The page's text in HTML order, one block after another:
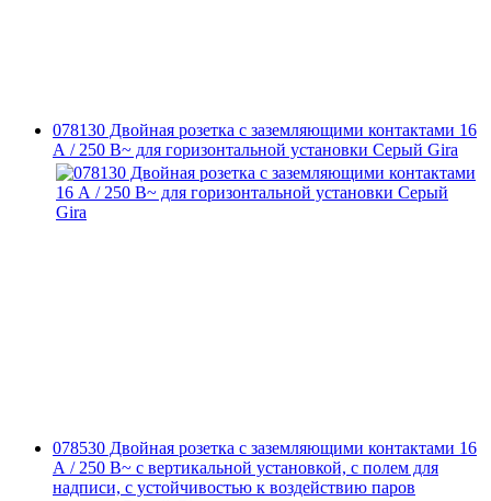
078130 Двойная розетка с заземляющими контактами 16
А / 250 В~ для горизонтальной установки Серый Gira
078530 Двойная розетка с заземляющими контактами 16
А / 250 В~ с вертикальной установкой, с полем для
надписи, с устойчивостью к воздействию паров